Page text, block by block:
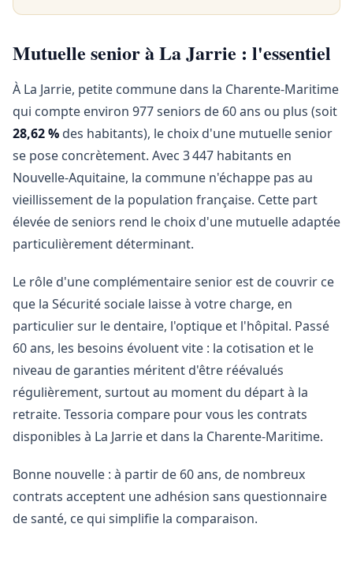
Mutuelle senior à La Jarrie : l'essentiel
À La Jarrie, petite commune dans la Charente-Maritime
qui compte environ 977 seniors de 60 ans ou plus (soit
28,62 % des habitants), le choix d'une mutuelle senior
se pose concrètement. Avec 3 447 habitants en
Nouvelle-Aquitaine, la commune n'échappe pas au
vieillissement de la population française. Cette part
élevée de seniors rend le choix d'une mutuelle adaptée
particulièrement déterminant.
Le rôle d'une complémentaire senior est de couvrir ce
que la Sécurité sociale laisse à votre charge, en
particulier sur le dentaire, l'optique et l'hôpital. Passé
60 ans, les besoins évoluent vite : la cotisation et le
niveau de garanties méritent d'être réévalués
régulièrement, surtout au moment du départ à la
retraite. Tessoria compare pour vous les contrats
disponibles à La Jarrie et dans la Charente-Maritime.
Bonne nouvelle : à partir de 60 ans, de nombreux
contrats acceptent une adhésion sans questionnaire
de santé, ce qui simplifie la comparaison.